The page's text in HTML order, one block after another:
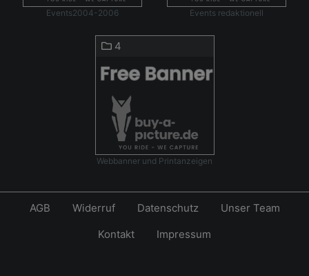
Events2004-2006 Events redaktionell
4
Webbanner und Printanzeigen
AGB Widerruf Datenschutz
Unser Team
Kontakt
Impressum